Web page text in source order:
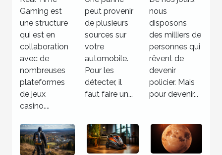
Time
Gaming ?
Gaming est
une structure
qui est en
collaboration
avec de
nombreuses
plateformes
de jeux
casino....
utilité pour
votre
voiture ?
peut provenir
de plusieurs
sources sur
votre
automobile.
Pour les
détecter, il
faut faire un...
nous
disposons
des milliers de
personnes qui
rêvent de
devenir
policier. Mais
pour devenir...